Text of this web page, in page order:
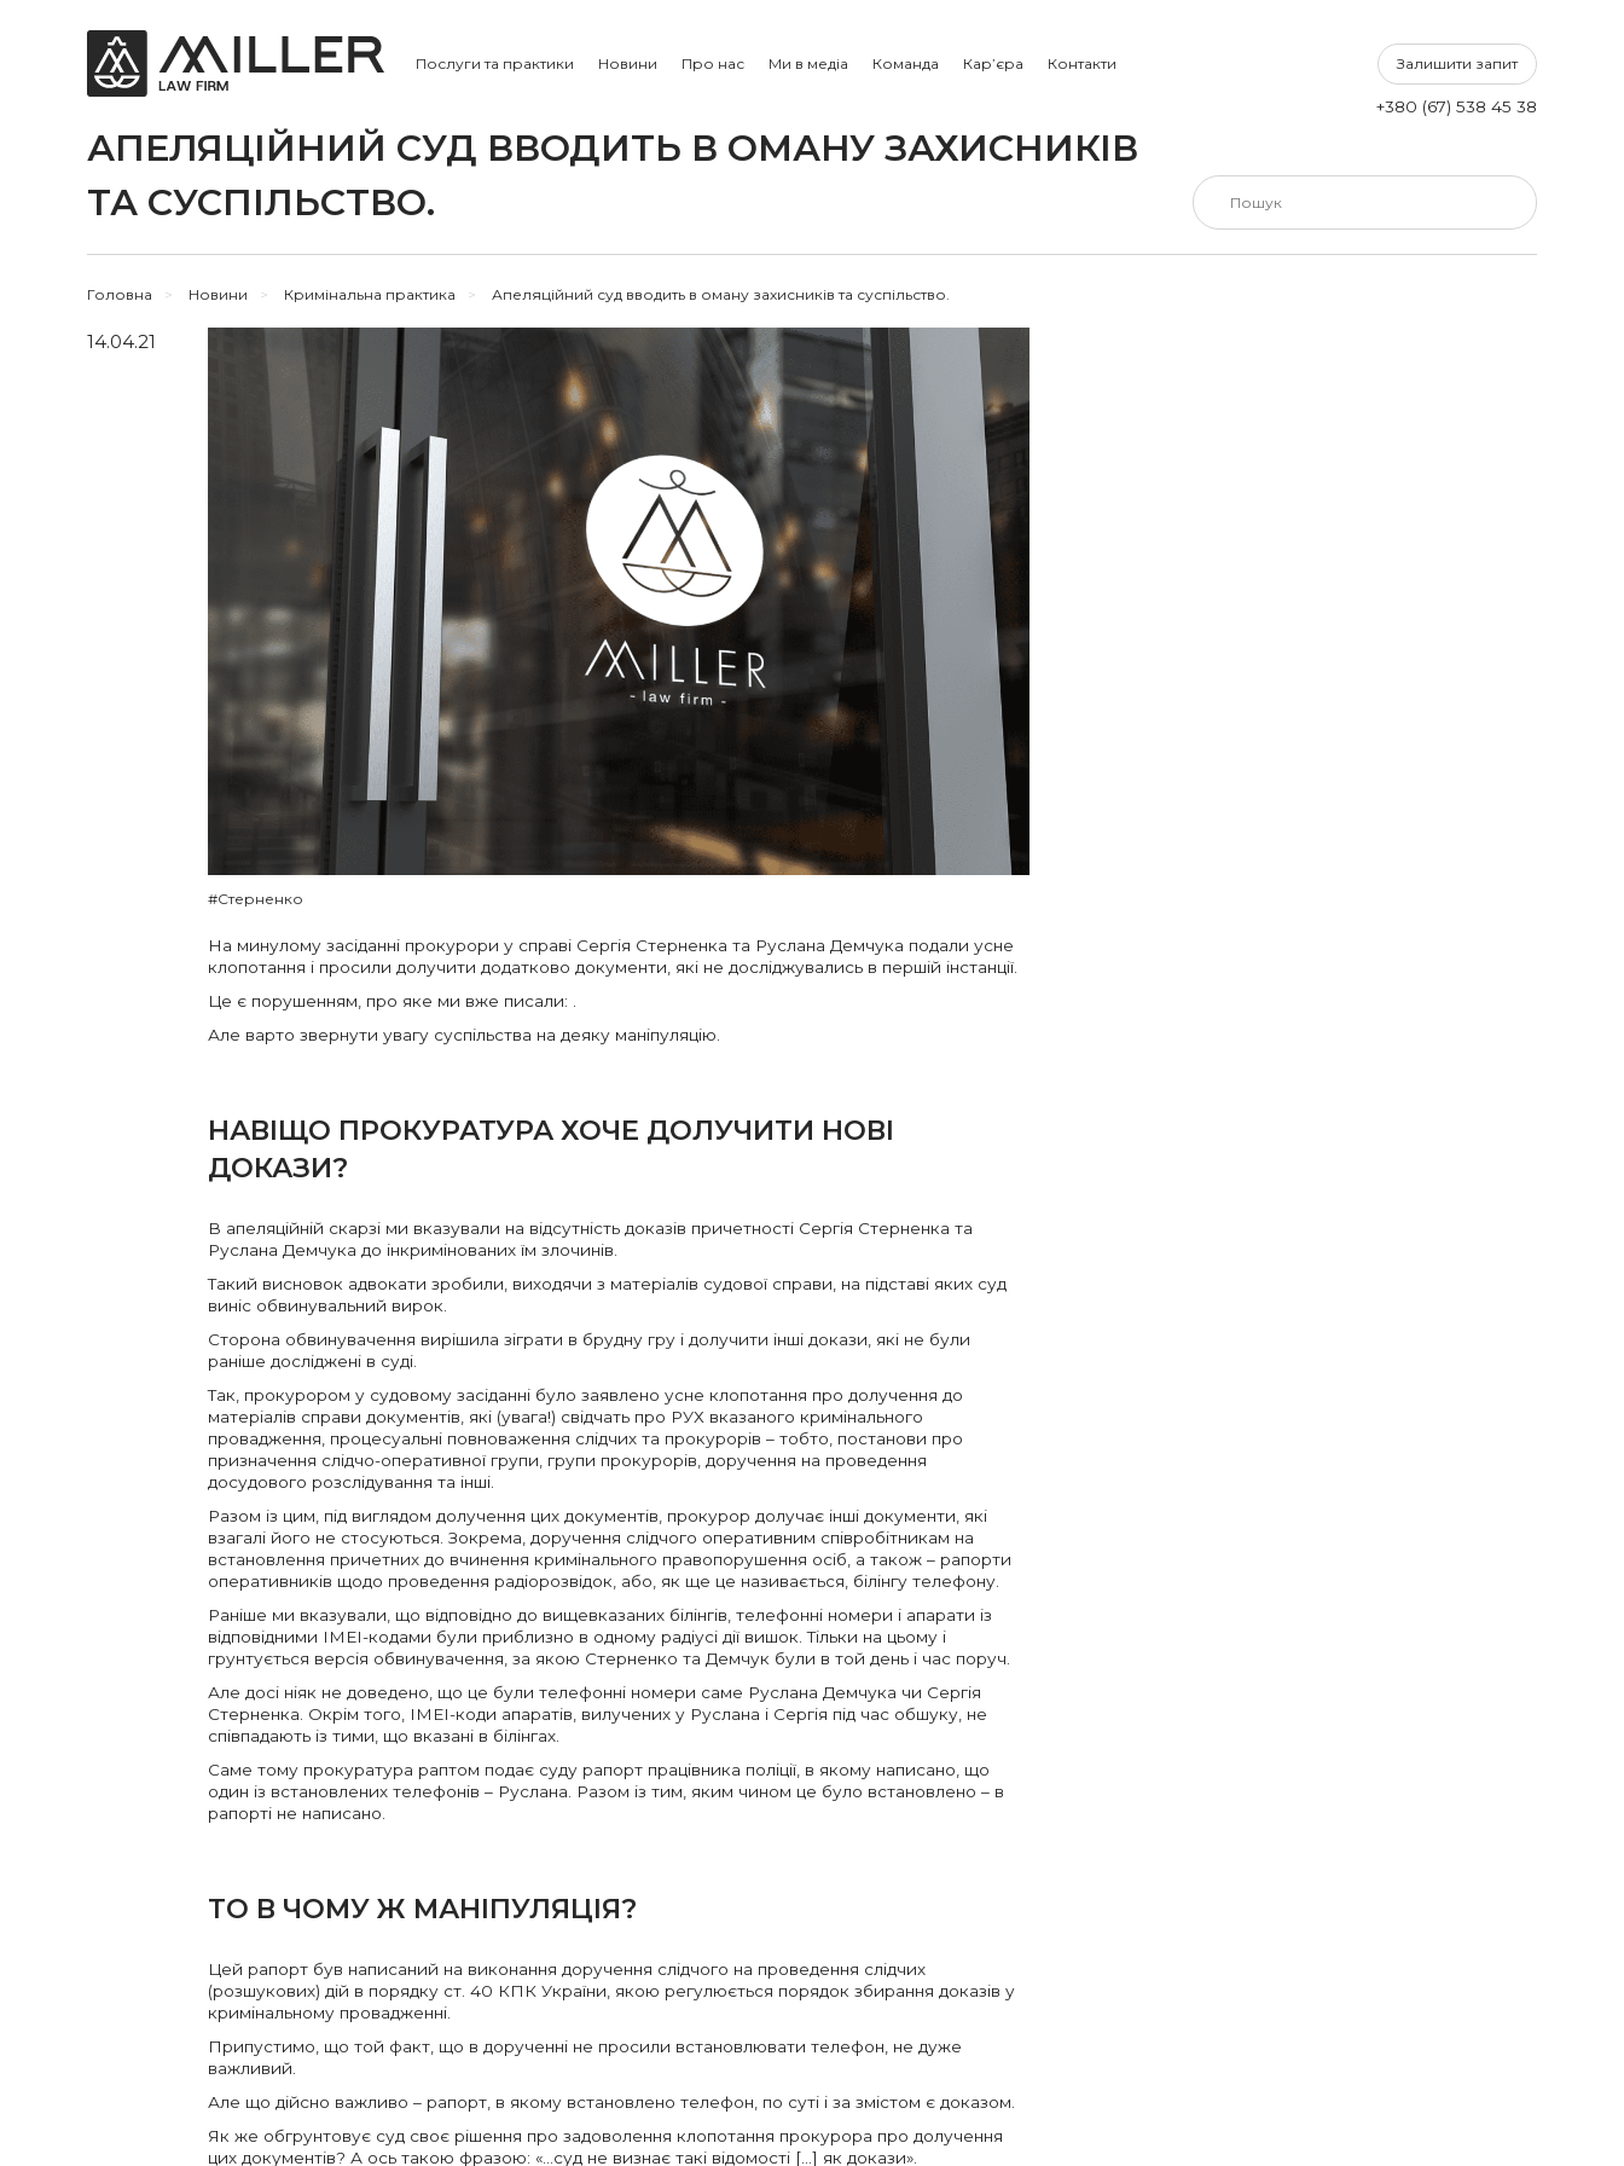
Послуги та практики Новини Про нас Ми в медіа Команда Кар’єра Контакти Залишити запит
+380 (67) 538 45 38
АПЕЛЯЦІЙНИЙ СУД ВВОДИТЬ В ОМАНУ ЗАХИСНИКІВ
ТА СУСПІЛЬСТВО.
Головна > Новини > Кримінальна практика > Апеляційний суд вводить в оману захисників та суспільство.
14.04.21
#Стерненко
На минулому засіданні прокурори у справі Сергія Стерненка та Руслана Демчука подали усне
клопотання і просили долучити додатково документи, які не досліджувались в першій інстанції.
Це є порушенням, про яке ми вже писали: .
Але варто звернути увагу суспільства на деяку маніпуляцію.
НАВІЩО ПРОКУРАТУРА ХОЧЕ ДОЛУЧИТИ НОВІ
ДОКАЗИ?
В апеляційній скарзі ми вказували на відсутність доказів причетності Сергія Стерненка та
Руслана Демчука до інкримінованих їм злочинів.
Такий висновок адвокати зробили, виходячи з матеріалів судової справи, на підставі яких суд
виніс обвинувальний вирок.
Сторона обвинувачення вирішила зіграти в брудну гру і долучити інші докази, які не були
раніше досліджені в суді.
Так, прокурором у судовому засіданні було заявлено усне клопотання про долучення до
матеріалів справи документів, які (увага!) свідчать про РУХ вказаного кримінального
провадження, процесуальні повноваження слідчих та прокурорів – тобто, постанови про
призначення слідчо-оперативної групи, групи прокурорів, доручення на проведення
досудового розслідування та інші.
Разом із цим, під виглядом долучення цих документів, прокурор долучає інші документи, які
взагалі його не стосуються. Зокрема, доручення слідчого оперативним співробітникам на
встановлення причетних до вчинення кримінального правопорушення осіб, а також – рапорти
оперативників щодо проведення радіорозвідок, або, як ще це називається, білінгу телефону.
Раніше ми вказували, що відповідно до вищевказаних білінгів, телефонні номери і апарати із
відповідними IMEI-кодами були приблизно в одному радіусі дії вишок. Тільки на цьому і
грунтується версія обвинувачення, за якою Стерненко та Демчук були в той день і час поруч.
Але досі ніяк не доведено, що це були телефонні номери саме Руслана Демчука чи Сергія
Стерненка. Окрім того, IMEI-коди апаратів, вилучених у Руслана і Сергія під час обшуку, не
співпадають із тими, що вказані в білінгах.
Саме тому прокуратура раптом подає суду рапорт працівника поліції, в якому написано, що
один із встановлених телефонів – Руслана. Разом із тим, яким чином це було встановлено – в
рапорті не написано.
ТО В ЧОМУ Ж МАНІПУЛЯЦІЯ?
Цей рапорт був написаний на виконання доручення слідчого на проведення слідчих
(розшукових) дій в порядку ст. 40 КПК України, якою регулюється порядок збирання доказів у
кримінальному провадженні.
Припустимо, що той факт, що в дорученні не просили встановлювати телефон, не дуже
важливий.
Але що дійсно важливо – рапорт, в якому встановлено телефон, по суті і за змістом є доказом.
Як же обгрунтовує суд своє рішення про задоволення клопотання прокурора про долучення
цих документів? А ось такою фразою: «…суд не визнає такі відомості […] як докази».